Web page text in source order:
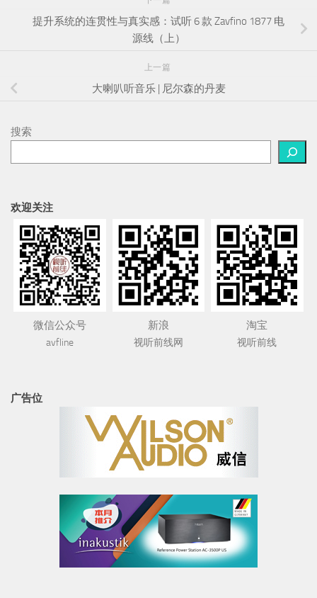
提升系统的连贯性与真实感：试听 6 款 Zavfino 1877 电
源线（上）
上一篇
大喇叭听音乐 | 尼尔森的丹麦
搜索
欢迎关注
微信公众号
avfline
新浪
视听前线网
淘宝
视听前线
广告位